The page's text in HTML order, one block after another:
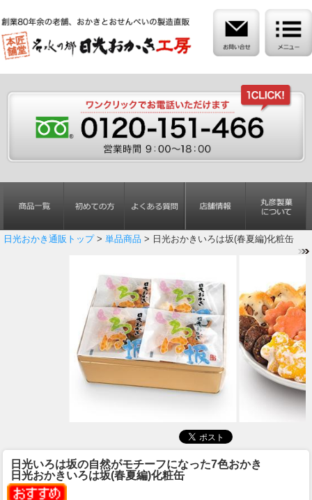
日光おかき通販トップ> 単品商品 > 日光おかきいろは坂(春夏編)化粧缶
日光いろは坂の自然がモチーフになった7色おかき
日光おかきいろは坂(春夏編)化粧缶